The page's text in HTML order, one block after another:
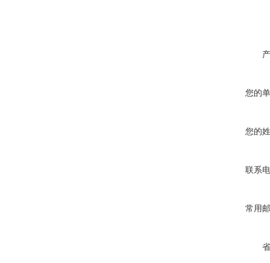
您的
您的
联系
常用